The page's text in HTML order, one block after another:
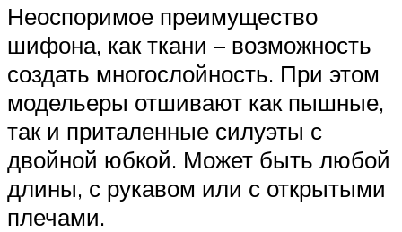
Неоспоримое преимущество
шифона, как ткани – возможность
создать многослойность. При этом
модельеры отшивают как пышные,
так и приталенные силуэты с
двойной юбкой. Может быть любой
длины, с рукавом или с открытыми
плечами.